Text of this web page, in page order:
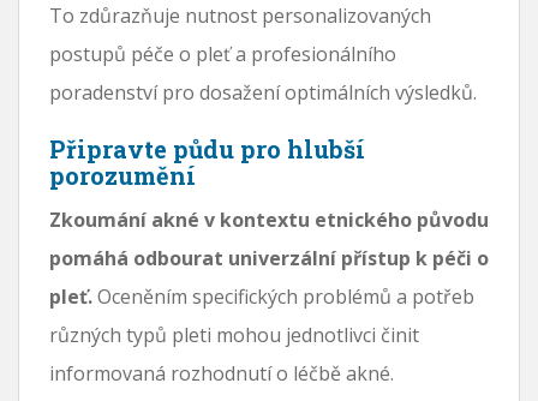
To zdůrazňuje nutnost personalizovaných
postupů péče o pleť a profesionálního
poradenství pro dosažení optimálních výsledků.
Připravte půdu pro hlubší
porozumění
Zkoumání akné v kontextu etnického původu
pomáhá odbourat univerzální přístup k péči o
pleť.Oceněním specifických problémů a potřeb
různých typů pleti mohou jednotlivci činit
informovaná rozhodnutí o léčbě akné.